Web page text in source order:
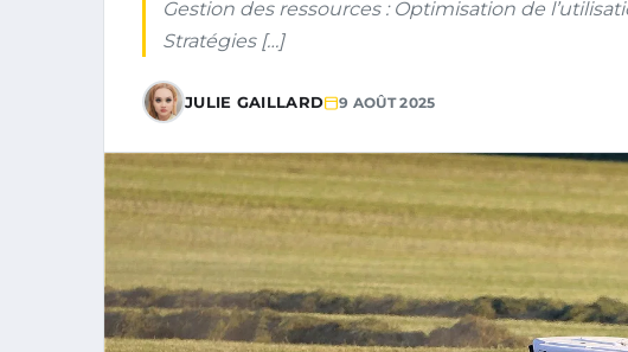
Gestion des ressources : Optimisation de
Stratégies […]
JULIE GAILLARD 9 AOÛT 2025